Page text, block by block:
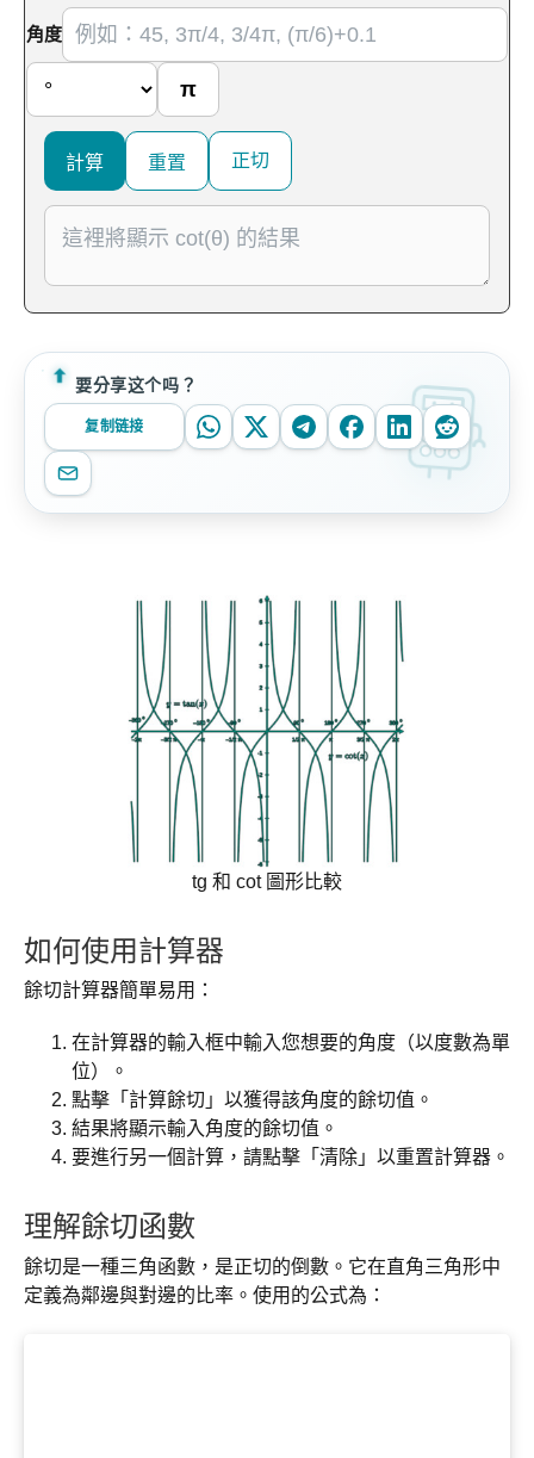
角度
π
計算 重置 正切
要分享这个吗？
复制链接
tg 和 cot 圖形比較
如何使用計算器
餘切計算器簡單易用：
在計算器的輸入框中輸入您想要的角度（以度數為單
位）。
點擊「計算餘切」以獲得該角度的餘切值。
結果將顯示輸入角度的餘切值。
要進行另一個計算，請點擊「清除」以重置計算器。
理解餘切函數
餘切是一種三角函數，是正切的倒數。它在直角三角形中
定義為鄰邊與對邊的比率。使用的公式為：